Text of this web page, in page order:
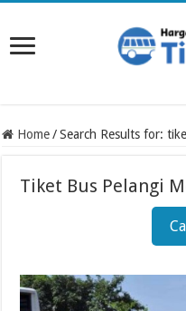
Home / Search Results for:
Tiket Bus Pelangi